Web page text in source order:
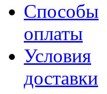
Способы
оплаты
Условия
доставки